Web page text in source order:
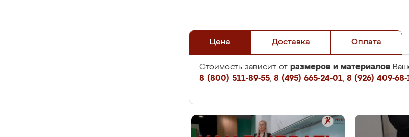
Цена Доставка Оплата
Стоимость зависит от размеров и материалов
8 (800) 511-89-55, 8 (495) 665-24-01, 8 (926) 409-68-